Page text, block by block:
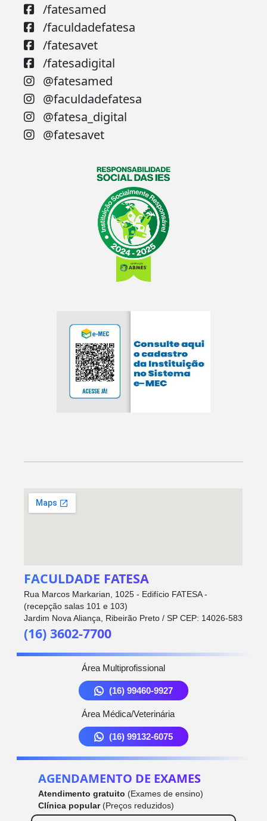
/fatesamed
/faculdadefatesa
/fatesavet
/fatesadigital
@fatesamed
@faculdadefatesa
@fatesa_digital
@fatesavet
FACULDADE FATESA
Rua Marcos Markarian, 1025 - Edifício FATESA -
(recepção salas 101 e 103)
Jardim Nova Aliança, Ribeirão Preto / SP CEP: 14026-583
(16) 3602-7700
Área Multiprofissional
(16) 99460-9927
Área Médica/Veterinária
(16) 99132-6075
AGENDAMENTO DE EXAMES
Atendimento gratuito (Exames de ensino)
Clínica popular(Preços reduzidos)